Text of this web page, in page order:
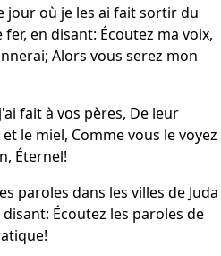
jour où je les ai fait sortir du
en disant: Écoutez ma voix,
Alors vous serez mon
fait à vos pères, De leur
le miel, Comme vous le voyez
Éternel!
paroles dans les villes de Juda
Écoutez les paroles de